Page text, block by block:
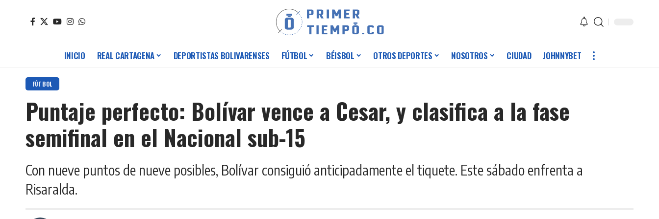
INICIO REAL CARTAGENA DEPORTISTAS BOLIVARENSES FÚTBOL BÉISBOL OTROS DEPORTES NOSOTROS CIUDAD JOHNNYBET
FÚTBOL
Puntaje perfecto: Bolívar vence a Cesar, y clasifica a la fase
semifinal en el Nacional sub-15
Con nueve puntos de nueve posibles, Bolívar consiguió anticipadamente el tiquete. Este sábado enfrenta a
Risaralda.